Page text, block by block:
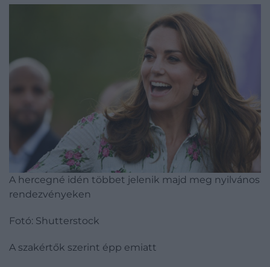
A hercegné idén többet jelenik majd meg nyilvános
rendezvényeken
Fotó: Shutterstock
A szakértők szerint épp emiatt